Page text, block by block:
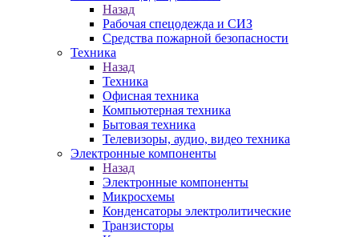
Назад
Рабочая спецодежда и СИЗ
Средства пожарной безопасности
Техника
Назад
Техника
Офисная техника
Компьютерная техника
Бытовая техника
Телевизоры, аудио, видео техника
Электронные компоненты
Назад
Электронные компоненты
Микросхемы
Конденсаторы электролитические
Транзисторы